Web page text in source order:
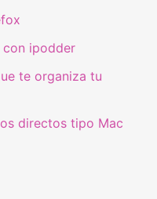
con ipodder
te organiza tu
directos tipo Mac